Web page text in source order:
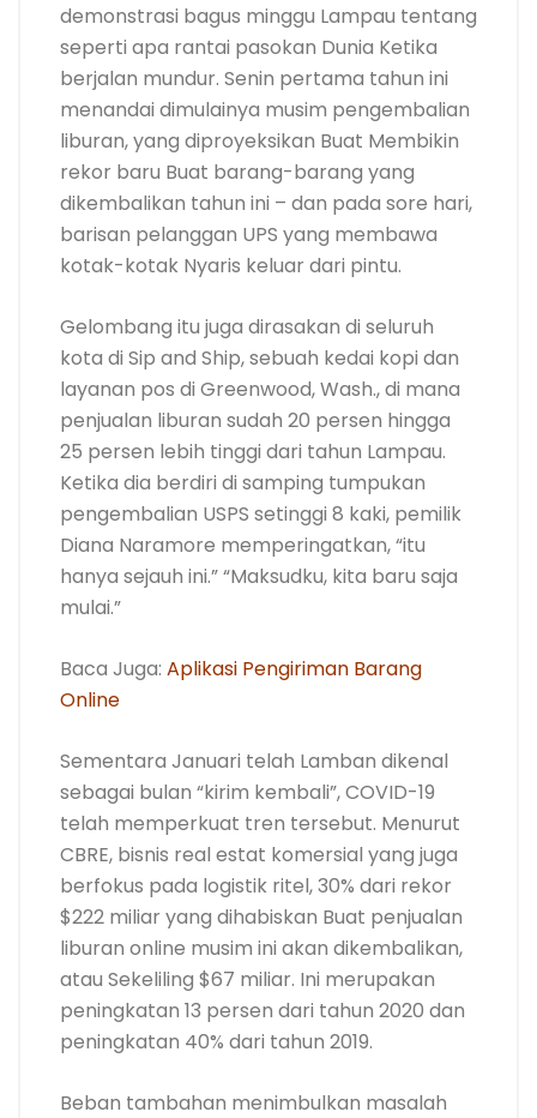
demonstrasi bagus minggu Lampau tentang
seperti apa rantai pasokan Dunia Ketika
berjalan mundur. Senin pertama tahun ini
menandai dimulainya musim pengembalian
liburan, yang diproyeksikan Buat Membikin
rekor baru Buat barang-barang yang
dikembalikan tahun ini – dan pada sore hari,
barisan pelanggan UPS yang membawa
kotak-kotak Nyaris keluar dari pintu.
Gelombang itu juga dirasakan di seluruh
kota di Sip and Ship, sebuah kedai kopi dan
layanan pos di Greenwood, Wash., di mana
penjualan liburan sudah 20 persen hingga
25 persen lebih tinggi dari tahun Lampau.
Ketika dia berdiri di samping tumpukan
pengembalian USPS setinggi 8 kaki, pemilik
Diana Naramore memperingatkan, “itu
hanya sejauh ini.” “Maksudku, kita baru saja
mulai.”
Baca Juga: Aplikasi Pengiriman Barang
Online
Sementara Januari telah Lamban dikenal
sebagai bulan “kirim kembali”, COVID-19
telah memperkuat tren tersebut. Menurut
CBRE, bisnis real estat komersial yang juga
berfokus pada logistik ritel, 30% dari rekor
$222 miliar yang dihabiskan Buat penjualan
liburan online musim ini akan dikembalikan,
atau Sekeliling $67 miliar. Ini merupakan
peningkatan 13 persen dari tahun 2020 dan
peningkatan 40% dari tahun 2019.
Beban tambahan menimbulkan masalah